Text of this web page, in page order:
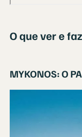
O que ver e
MYKONOS: O